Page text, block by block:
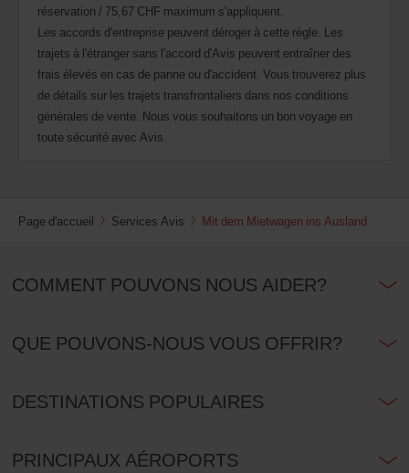
réservation / 75,67 CHF maximum s'appliquent.
Les accords d'entreprise peuvent déroger à cette règle. Les
trajets à l'étranger sans l'accord d'Avis peuvent entraîner des
frais élevés en cas de panne ou d'accident. Vous trouverez plus
de détails sur les trajets transfrontaliers dans nos conditions
générales de vente. Nous vous souhaitons un bon voyage en
toute sécurité avec Avis.
Page d'accueil Services Avis Mit dem Mietwagen ins Ausland
COMMENT POUVONS NOUS AIDER?
QUE POUVONS-NOUS VOUS OFFRIR?
DESTINATIONS POPULAIRES
PRINCIPAUX AÉROPORTS